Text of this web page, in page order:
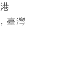
港
臺灣